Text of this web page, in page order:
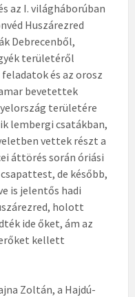
az I. világháborúban
Huszárezred
Debrecenből,
területéről
és az orosz
bevetettek
területére
lembergi csatákban,
vettek részt a
áttörés során óriási
de később,
is jelentős hadi
holott
ide őket, ám az
kellett
Zoltán, a Hajdú-